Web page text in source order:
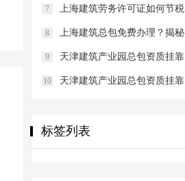
7 上海建筑劳务许可证如何节税上海建筑劳务许可证如何节税
8 上海建筑总包免费办理？揭秘节税高招！上海建筑总包免费办理吗？
9 天津建筑产业园总包资质挂靠的那些事儿天津建筑产业园总包资质挂靠
10 天津建筑产业园总包资质挂靠的那些事儿天津建筑产业园总包资质挂靠
标签列表